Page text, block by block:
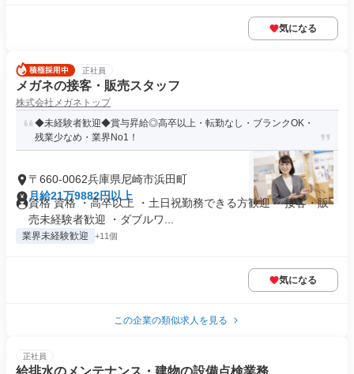
気になる
正社員
メガネの接客・販売スタッフ
株式会社メガネトップ
◆未経験者歓迎◆賞与昇給◎高卒以上・転勤なし・ブランクOK・
残業少なめ・業界No1！
〒660-0062兵庫県尼崎市浜田町
月給21万9882円以上
資格 資格 ・高卒以上 ・土日祝勤務できる方歓迎 ・接客・販
売未経験者歓迎 ・ダブルワ...
業界未経験歓迎 +11個
気になる
この企業の類似求人を見る
正社員
給排水のメンテナンス・建物の設備点検業務